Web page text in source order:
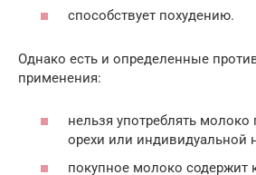
способствует похудению.
Однако есть и определенные
применения:
нельзя употреблять молоко
орехи или индивидуальной
покупное молоко содержит